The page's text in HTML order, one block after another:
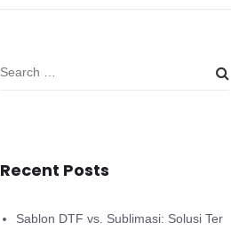
Recent Posts
Sablon DTF vs. Sublimasi: Solusi Ter